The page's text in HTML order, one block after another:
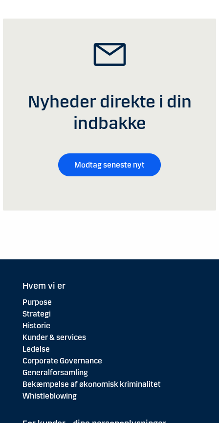
Nyheder direkte i din
indbakke
Modtag seneste nyt
Hvem vi er
Purpose
Strategi
Historie
Kunder & services
Ledelse
Corporate Governance
Generalforsamling
Bekæmpelse af økonomisk kriminalitet
Whistleblowing